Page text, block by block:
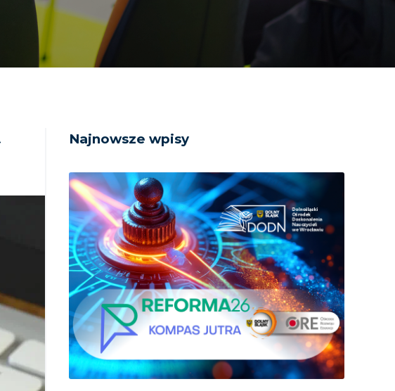
Najnowsze wpisy